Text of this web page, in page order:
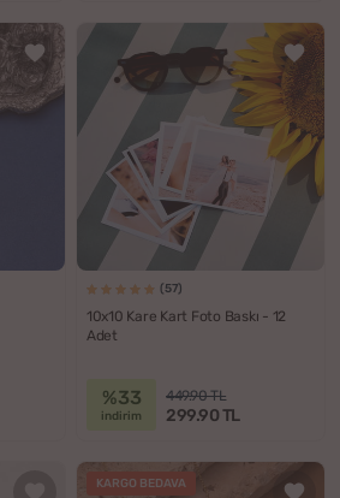
(57)
10x10 Kare Kart Foto Baskı - 12
Adet
%33
indirim
449.90 TL
299.90 TL
KARGO BEDAVA